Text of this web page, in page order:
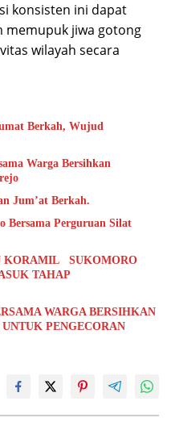
konsisten ini dapat
memupuk jiwa gotong
wilayah secara
Berkah, Wujud
Warga Bersihkan
Jum’at Berkah.
Bersama Perguruan Silat
KORAMIL SUKOMORO
TAHAP
WARGA BERSIHKAN
PENGECORAN